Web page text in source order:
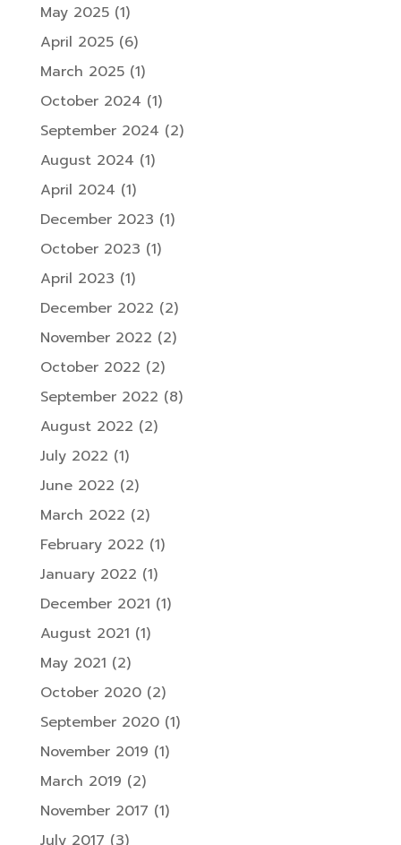
May 2025(1)
April 2025(6)
March 2025(1)
October 2024 (1)
September 2024 (2)
August 2024 (1)
April 2024 (1)
December 2023 (1)
October 2023 (1)
April 2023 (1)
December 2022 (2)
November 2022 (2)
October 2022 (2)
September 2022 (8)
August 2022 (2)
July 2022 (1)
June 2022 (2)
March 2022 (2)
February 2022 (1)
January 2022 (1)
December 2021 (1)
August 2021 (1)
May 2021 (2)
October 2020(2)
September 2020(1)
November 2019 (1)
March 2019 (2)
November 2017 (1)
July 2017 (3)